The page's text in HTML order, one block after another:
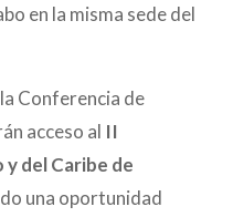
en la misma sede del
Conferencia de
acceso al II
del Caribe de
una oportunidad